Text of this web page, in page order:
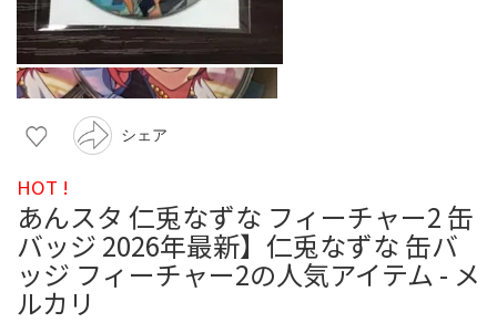
シェア
HOT !
あんスタ 仁兎なずな フィーチャー2 缶
バッジ 2026年最新】仁兎なずな 缶バ
ッジ フィーチャー2の人気アイテム - メ
ルカリ